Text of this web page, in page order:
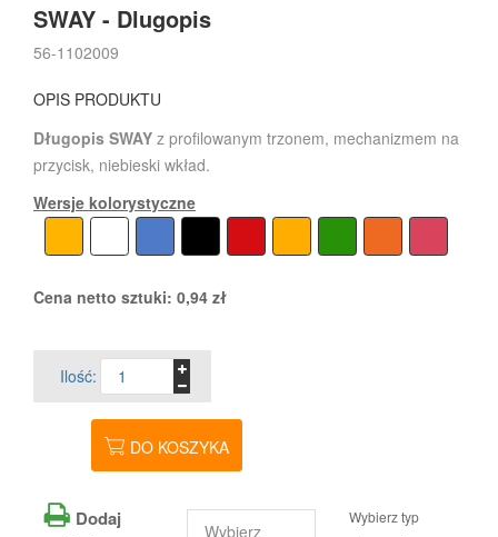
SWAY - Dlugopis
56-1102009
OPIS PRODUKTU
Długopis SWAY z profilowanym trzonem, mechanizmem na
przycisk, niebieski wkład.
Wersje kolorystyczne
Cena netto sztuki: 0,94 zł
Ilość:
DO KOSZYKA
Dodaj
Wybierz typ